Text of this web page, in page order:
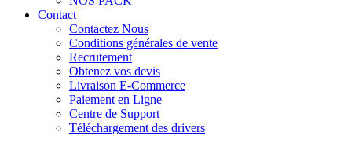
Contact
Contactez Nous
Conditions générales de vente
Recrutement
Obtenez vos devis
Livraison E-Commerce
Paiement en Ligne
Centre de Support
Téléchargement des drivers